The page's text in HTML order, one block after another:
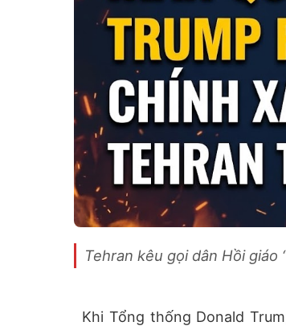
Tehran kêu gọi dân Hồi giáo
Khi Tổng thống Donald